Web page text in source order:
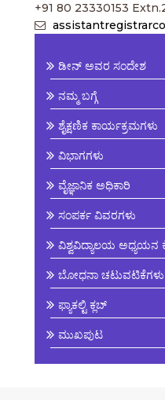
+91 80 23330153
ಡೀನ್ ಅವರ ಸಂದೇಶ
ನಮ್ಮ ಬಗ್ಗೆ
ಶೈಕ್ಷಣಿಕ ಕಾರ್ಯಕ್ರಮಗಳು
ವಿಭಾಗಗಳು
ವೈಜ್ಞಾನಿಕ ಅಧಿಕಾರಿ
ಸಂಪರ್ಕ ವಿವರಗಳು
ವಿಶ್ವವಿದ್ಯಾಲಯ ಅಧ್ಯಯನ
ಬೋಧನಾ ಚಟುವಟಿಕೆಗಳು
ಫ್ಯಾಕಲ್ಟಿ ಕ್ಲಬ್
ಮುಖಪುಟ